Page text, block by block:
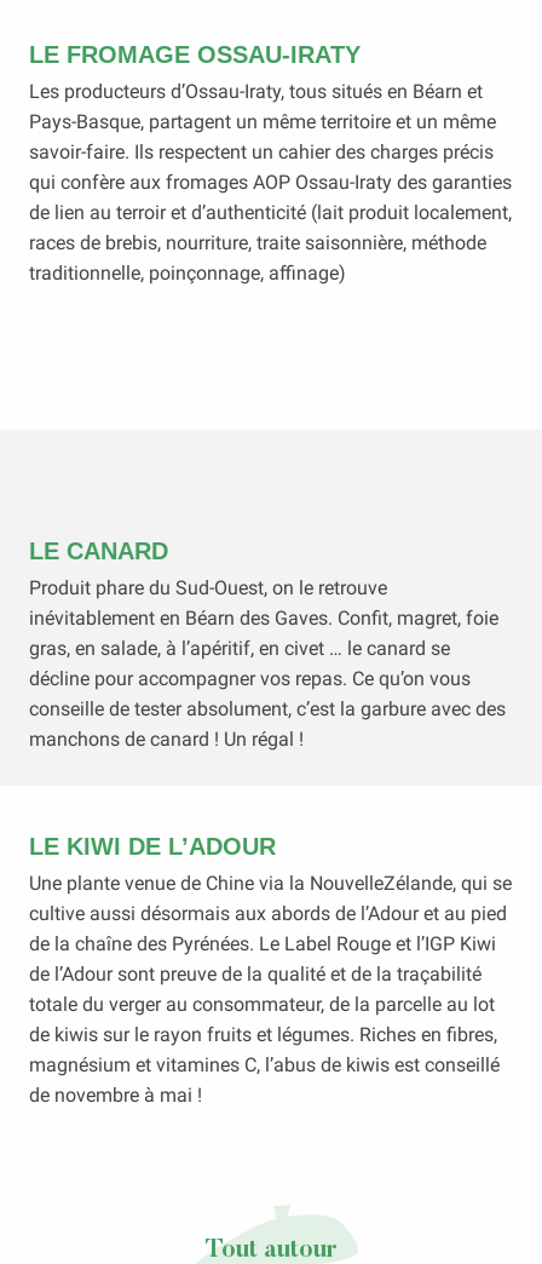
LE FROMAGE OSSAU-IRATY
Les producteurs d’Ossau-Iraty, tous situés en Béarn et
Pays-Basque, partagent un même territoire et un même
savoir-faire. Ils respectent un cahier des charges précis
qui confère aux fromages AOP Ossau-Iraty des garanties
de lien au terroir et d’authenticité (lait produit localement,
races de brebis, nourriture, traite saisonnière, méthode
traditionnelle, poinçonnage, affinage)
LE CANARD
Produit phare du Sud-Ouest, on le retrouve
inévitablement en Béarn des Gaves. Confit, magret, foie
gras, en salade, à l’apéritif, en civet … le canard se
décline pour accompagner vos repas. Ce qu’on vous
conseille de tester absolument, c’est la garbure avec des
manchons de canard ! Un régal !
LE KIWI DE L’ADOUR
Une plante venue de Chine via la NouvelleZélande, qui se
cultive aussi désormais aux abords de l’Adour et au pied
de la chaîne des Pyrénées. Le Label Rouge et l’IGP Kiwi
de l’Adour sont preuve de la qualité et de la traçabilité
totale du verger au consommateur, de la parcelle au lot
de kiwis sur le rayon fruits et légumes. Riches en fibres,
magnésium et vitamines C, l’abus de kiwis est conseillé
de novembre à mai !
Tout autour